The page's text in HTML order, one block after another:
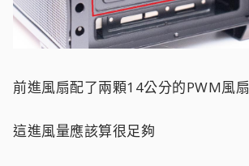
前進風扇配了兩顆14公分的PWM風扇
這進風量應該算很足夠